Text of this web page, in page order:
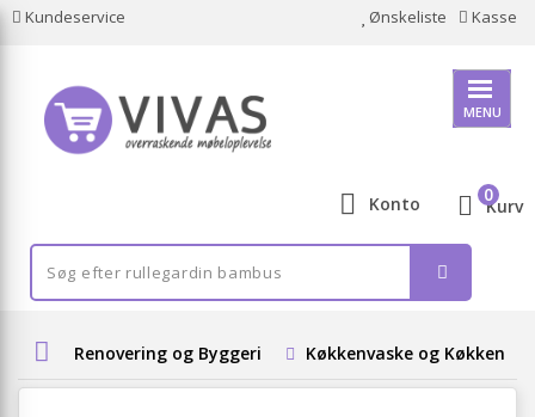
Kundeservice Ønskeliste Kasse
MENU
Konto Kurv
0
Renovering og Byggeri Køkkenvaske og